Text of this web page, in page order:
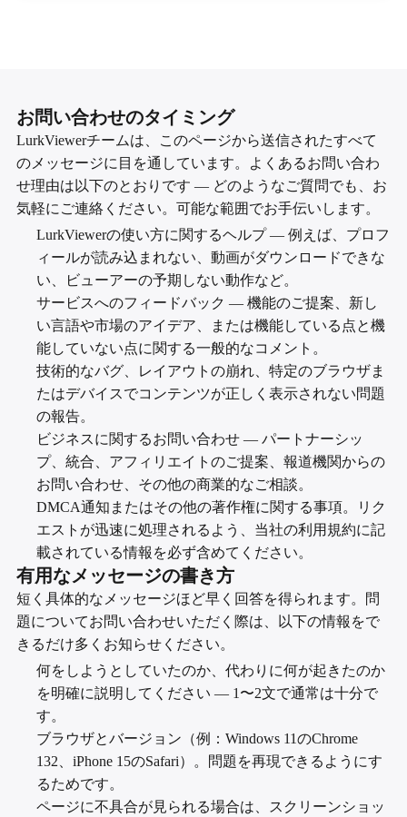
お問い合わせのタイミング
LurkViewerチームは、このページから送信されたすべて
のメッセージに目を通しています。よくあるお問い合わ
せ理由は以下のとおりです — どのようなご質問でも、お
気軽にご連絡ください。可能な範囲でお手伝いします。
LurkViewerの使い方に関するヘルプ — 例えば、プロフ
ィールが読み込まれない、動画がダウンロードできな
い、ビューアーの予期しない動作など。
サービスへのフィードバック — 機能のご提案、新し
い言語や市場のアイデア、または機能している点と機
能していない点に関する一般的なコメント。
技術的なバグ、レイアウトの崩れ、特定のブラウザま
たはデバイスでコンテンツが正しく表示されない問題
の報告。
ビジネスに関するお問い合わせ — パートナーシッ
プ、統合、アフィリエイトのご提案、報道機関からの
お問い合わせ、その他の商業的なご相談。
DMCA通知またはその他の著作権に関する事項。リク
エストが迅速に処理されるよう、当社の利用規約に記
載されている情報を必ず含めてください。
有用なメッセージの書き方
短く具体的なメッセージほど早く回答を得られます。問
題についてお問い合わせいただく際は、以下の情報をで
きるだけ多くお知らせください。
何をしようとしていたのか、代わりに何が起きたのか
を明確に説明してください — 1〜2文で通常は十分で
す。
ブラウザとバージョン（例：Windows 11のChrome
132、iPhone 15のSafari）。問題を再現できるようにす
るためです。
ページに不具合が見られる場合は、スクリーンショッ